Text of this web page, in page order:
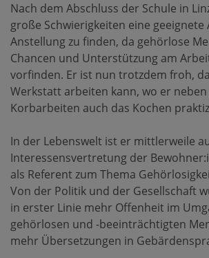
Nach dem Abschluss der Schule in
große Schwierigkeiten eine
Anstellung zu finden, da gehörlose
Chancen und Unterstützung am
vorfinden. Er ist nun trotzdem froh,
Werkstatt arbeiten kann, wo er neben
Korbarbeiten auch das Kochen
In der Lebenswelt ist er mittlerweile
Interessensvertretung der
als Referent zum Thema
Von der Politik und der Gesellschaft
in erster Linie mehr Offenheit im
gehörlosen und -beeinträchtigten
mehr Übersetzungen in